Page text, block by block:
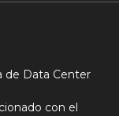
de Data Center
con el